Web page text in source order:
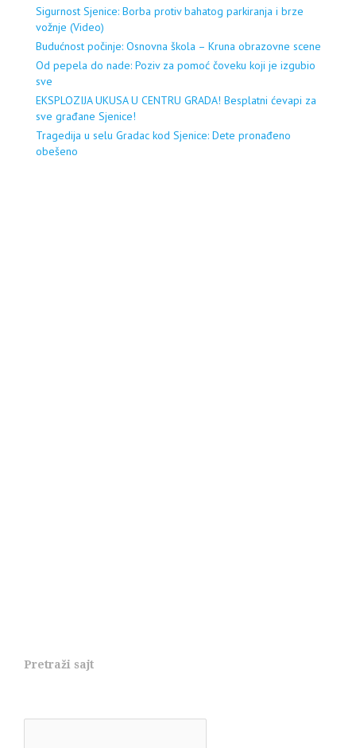
Sigurnost Sjenice: Borba protiv bahatog parkiranja i brze
vožnje (Video)
Budućnost počinje: Osnovna škola – Kruna obrazovne scene
Od pepela do nade: Poziv za pomoć čoveku koji je izgubio
sve
EKSPLOZIJA UKUSA U CENTRU GRADA! Besplatni ćevapi za
sve građane Sjenice!
Tragedija u selu Gradac kod Sjenice: Dete pronađeno
obešeno
Pretraži sajt